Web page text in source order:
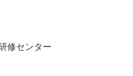
修センター